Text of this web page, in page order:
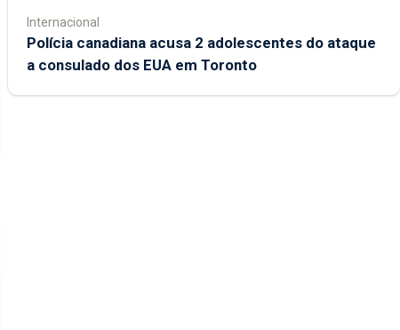
Internacional
Polícia canadiana acusa 2 adolescentes do ataque
a consulado dos EUA em Toronto